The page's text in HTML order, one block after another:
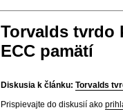
Torvalds tvrdo
ECC pamätí
Diskusia k článku: Torvalds
Prispievajte do diskusií ako